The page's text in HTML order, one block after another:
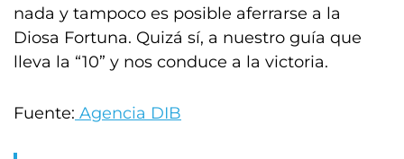
nada y tampoco es posible aferrarse a la
Diosa Fortuna. Quizá sí, a nuestro guía que
lleva la “10” y nos conduce a la victoria.
Fuente: Agencia DIB